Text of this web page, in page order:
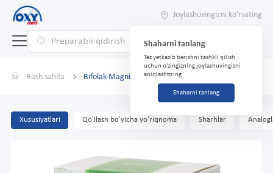
Joylashuvingizni ko'rsating
Shaharni tanlang
Tez yetkazib berishni tashkil qilish
uchun o'zingizning joylashuvingizni
aniqlashtiring
Shaharni tanlang
Bosh sahifa Bifolak-Magniy 1,5g No 30
Xususiyatlari Qo'llash bo'yicha yo'riqnoma Sharhlar